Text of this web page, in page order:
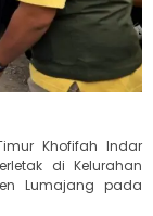
Khofifah Indar
di Kelurahan
Lumajang pada